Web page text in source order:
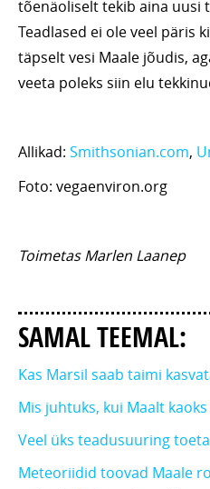
tõenäoliselt tekib aina uusi
Teadlased ei ole veel päris
täpselt vesi Maale jõudis,
veeta poleks siin elu
Allikad: Smithsonian.com,
Foto: vegaenviron.org
Toimetas Marlen Laanep
SAMAL TEEMAL:
Kas Marsil saab taimi
Mis juhtuks, kui Maalt
Veel üks teadusuuring
Meteoriidid toovad Maale